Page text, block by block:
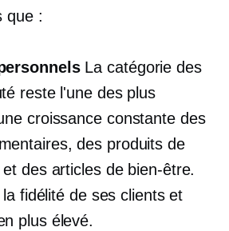
que :
La catégorie des
reste l'une des plus
croissance constante des
des produits de
des articles de bien-être.
fidélité de ses clients et
plus élevé.